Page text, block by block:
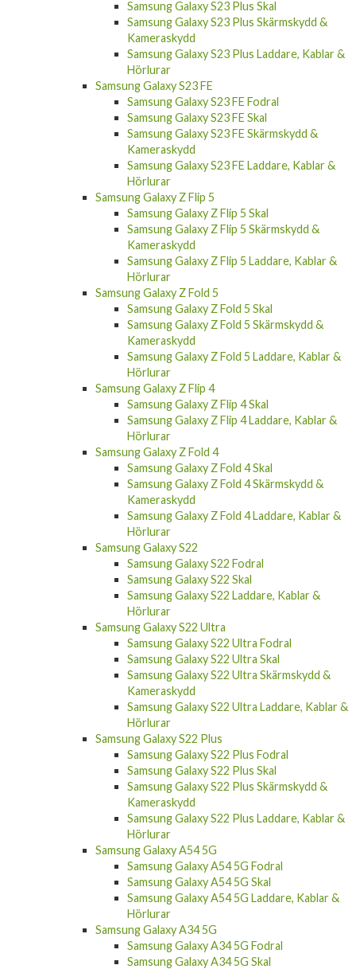
Samsung Galaxy S23 Plus Skal
Samsung Galaxy S23 Plus Skärmskydd &
Kameraskydd
Samsung Galaxy S23 Plus Laddare, Kablar &
Hörlurar
Samsung Galaxy S23 FE
Samsung Galaxy S23 FE Fodral
Samsung Galaxy S23 FE Skal
Samsung Galaxy S23 FE Skärmskydd &
Kameraskydd
Samsung Galaxy S23 FE Laddare, Kablar &
Hörlurar
Samsung Galaxy Z Flip 5
Samsung Galaxy Z Flip 5 Skal
Samsung Galaxy Z Flip 5 Skärmskydd &
Kameraskydd
Samsung Galaxy Z Flip 5 Laddare, Kablar &
Hörlurar
Samsung Galaxy Z Fold 5
Samsung Galaxy Z Fold 5 Skal
Samsung Galaxy Z Fold 5 Skärmskydd &
Kameraskydd
Samsung Galaxy Z Fold 5 Laddare, Kablar &
Hörlurar
Samsung Galaxy Z Flip 4
Samsung Galaxy Z Flip 4 Skal
Samsung Galaxy Z Flip 4 Laddare, Kablar &
Hörlurar
Samsung Galaxy Z Fold 4
Samsung Galaxy Z Fold 4 Skal
Samsung Galaxy Z Fold 4 Skärmskydd &
Kameraskydd
Samsung Galaxy Z Fold 4 Laddare, Kablar &
Hörlurar
Samsung Galaxy S22
Samsung Galaxy S22 Fodral
Samsung Galaxy S22 Skal
Samsung Galaxy S22 Laddare, Kablar &
Hörlurar
Samsung Galaxy S22 Ultra
Samsung Galaxy S22 Ultra Fodral
Samsung Galaxy S22 Ultra Skal
Samsung Galaxy S22 Ultra Skärmskydd &
Kameraskydd
Samsung Galaxy S22 Ultra Laddare, Kablar &
Hörlurar
Samsung Galaxy S22 Plus
Samsung Galaxy S22 Plus Fodral
Samsung Galaxy S22 Plus Skal
Samsung Galaxy S22 Plus Skärmskydd &
Kameraskydd
Samsung Galaxy S22 Plus Laddare, Kablar &
Hörlurar
Samsung Galaxy A54 5G
Samsung Galaxy A54 5G Fodral
Samsung Galaxy A54 5G Skal
Samsung Galaxy A54 5G Laddare, Kablar &
Hörlurar
Samsung Galaxy A34 5G
Samsung Galaxy A34 5G Fodral
Samsung Galaxy A34 5G Skal